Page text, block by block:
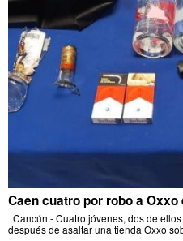
Caen cuatro por robo a
Cancún.- Cuatro jóvenes, dos de
después de asaltar una tienda Oxxo